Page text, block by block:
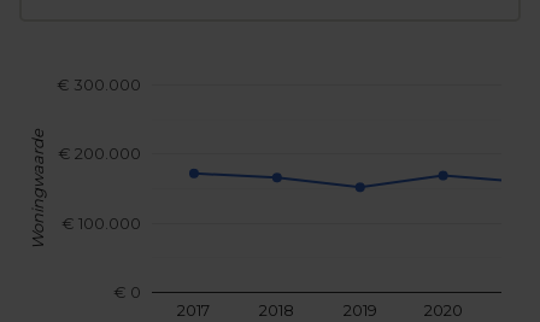
2017 2018 2019 2020
€ 0
€ 100.000
€ 200.000
€ 300.000
Woningwaarde